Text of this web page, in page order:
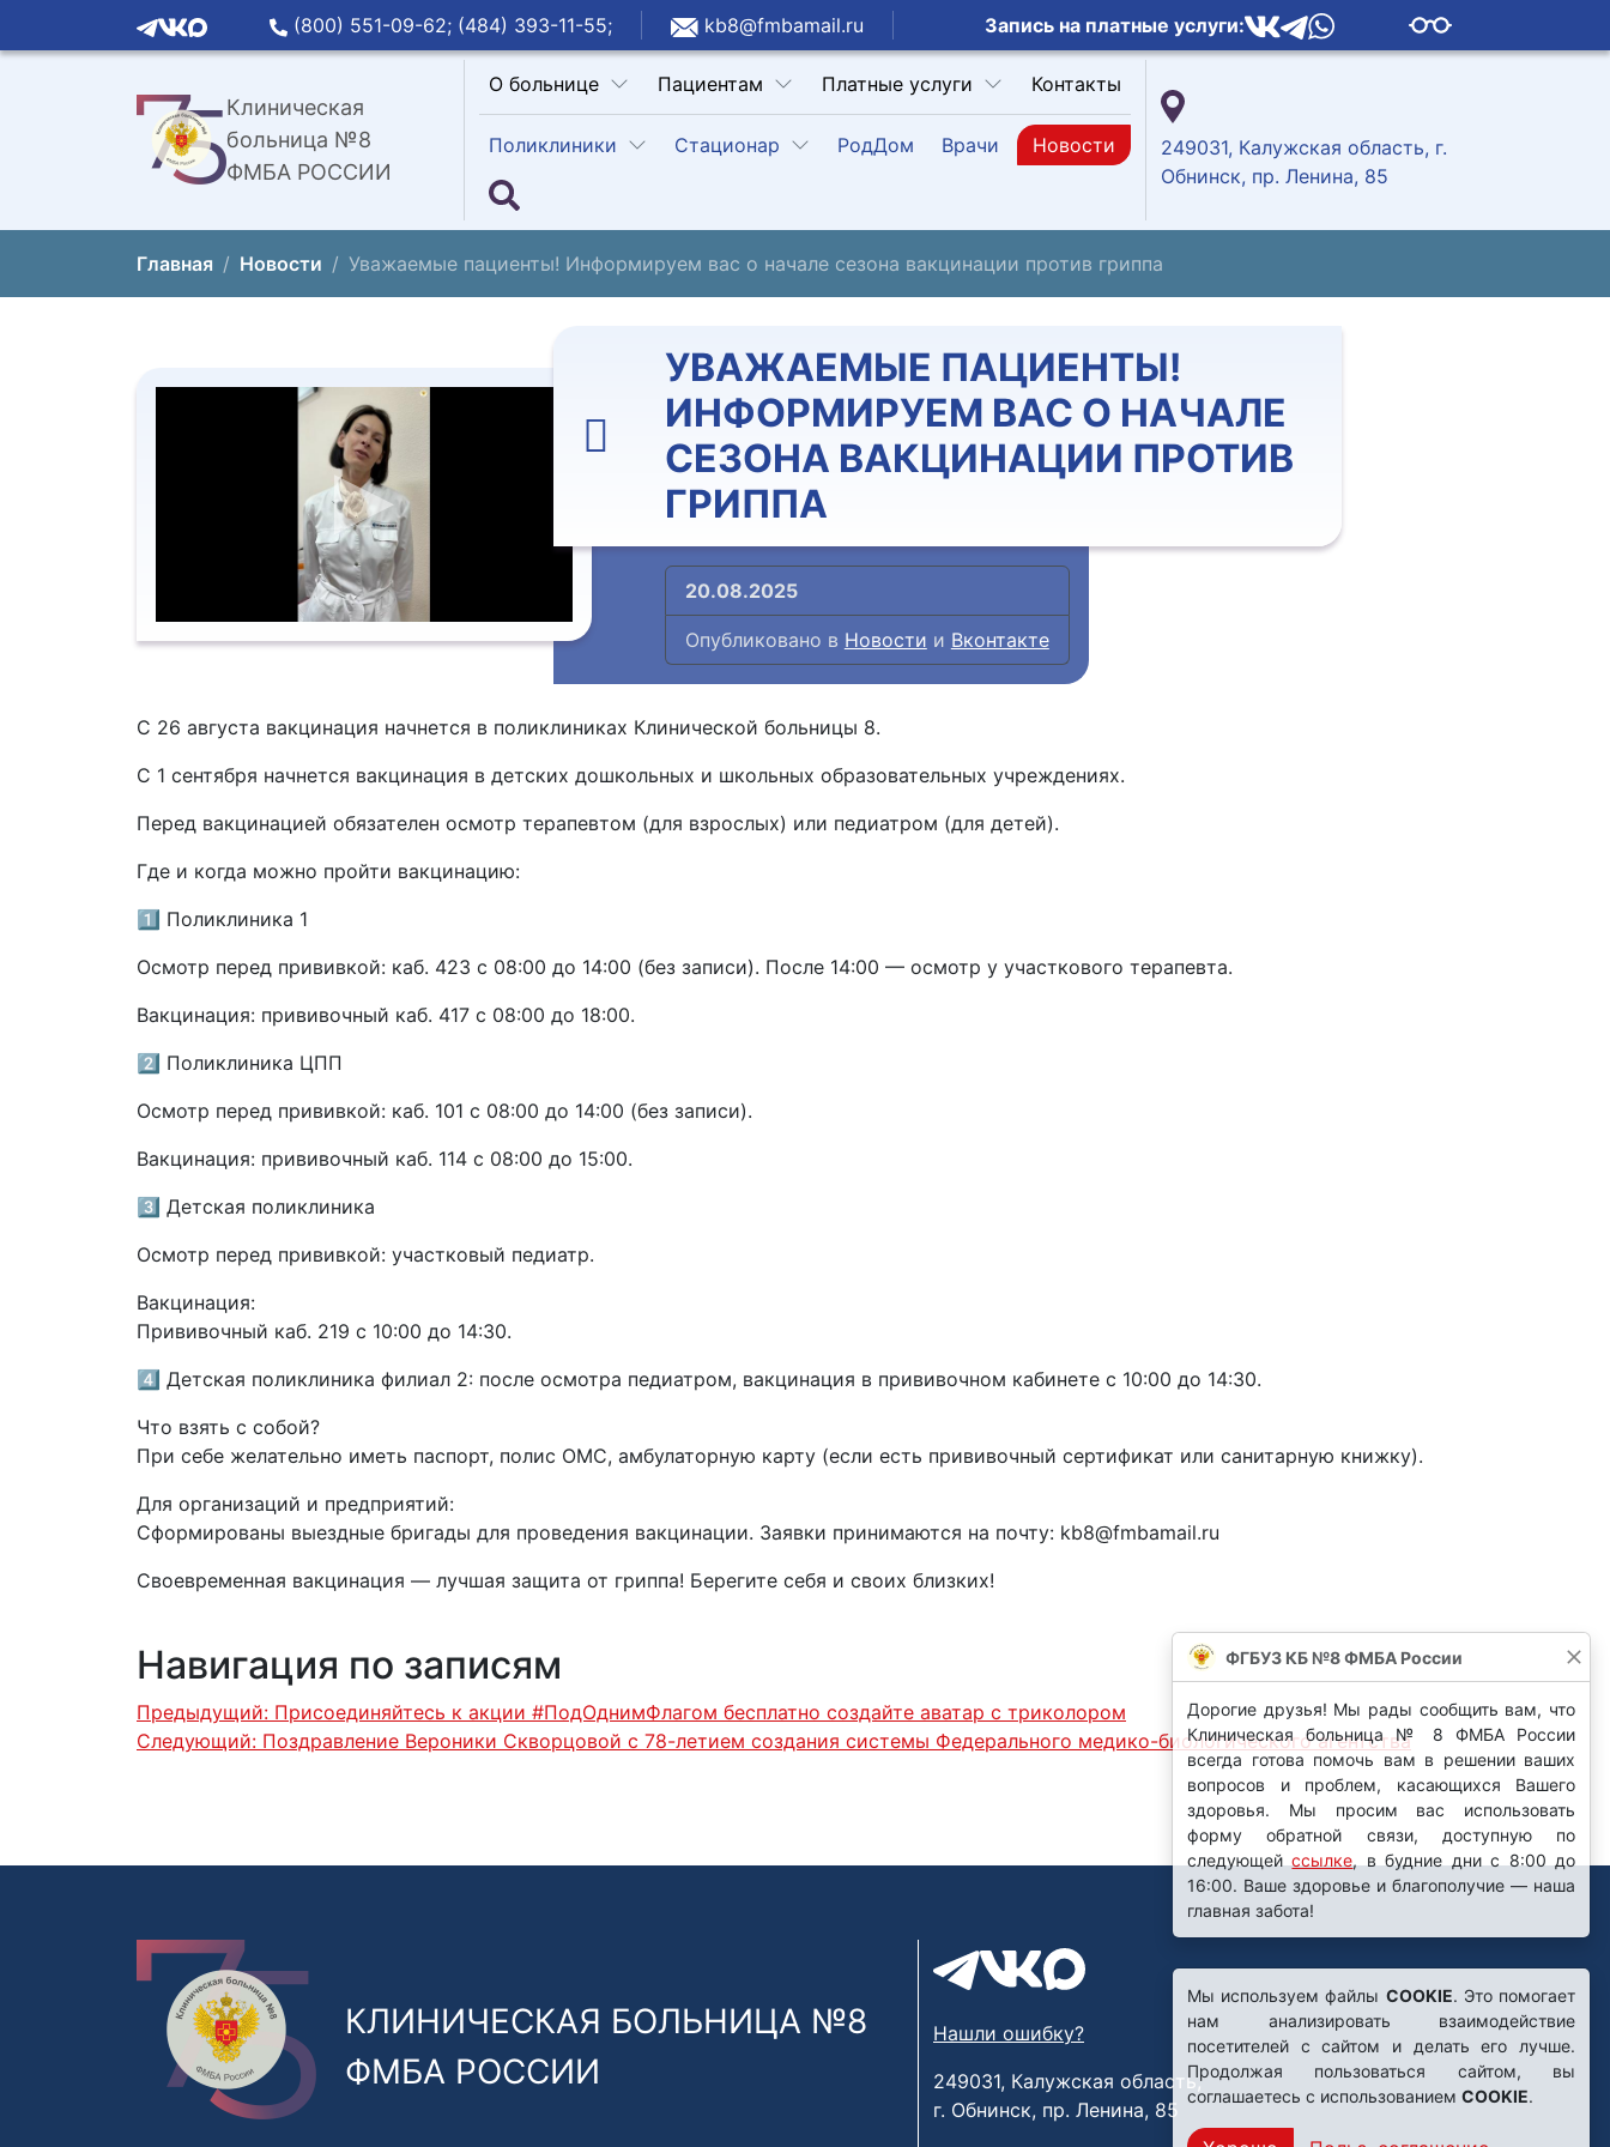
(800) 551-09-62; (484) 393-11-55; kb8@fmbamail.ru Запись на платные услуги:
Клиническая
больница №8
ФМБА РОССИИ
О больнице Пациентам Платные услуги Контакты
Поликлиники Стационар РодДом Врачи Новости
249031, Калужская область, г.
Обнинск, пр. Ленина, 85
Главная Новости Уважаемые пациенты! Информируем вас о начале сезона вакцинации против гриппа
УВАЖАЕМЫЕ ПАЦИЕНТЫ!
ИНФОРМИРУЕМ ВАС О НАЧАЛЕ
СЕЗОНА ВАКЦИНАЦИИ ПРОТИВ
ГРИППА
20.08.2025
Опубликовано в Новости и Вконтакте
С 26 августа вакцинация начнется в поликлиниках Клинической больницы 8.
С 1 сентября начнется вакцинация в детских дошкольных и школьных образовательных учреждениях.
Перед вакцинацией обязателен осмотр терапевтом (для взрослых) или педиатром (для детей).
Где и когда можно пройти вакцинацию:
1️⃣ Поликлиника 1
Осмотр перед прививкой: каб. 423 с 08:00 до 14:00 (без записи). После 14:00 — осмотр у участкового терапевта.
Вакцинация: прививочный каб. 417 с 08:00 до 18:00.
2️⃣ Поликлиника ЦПП
Осмотр перед прививкой: каб. 101 с 08:00 до 14:00 (без записи).
Вакцинация: прививочный каб. 114 с 08:00 до 15:00.
3️⃣ Детская поликлиника
Осмотр перед прививкой: участковый педиатр.
Вакцинация:
Прививочный каб. 219 с 10:00 до 14:30.
4️⃣ Детская поликлиника филиал 2: после осмотра педиатром, вакцинация в прививочном кабинете с 10:00 до 14:30.
Что взять с собой?
При себе желательно иметь паспорт, полис ОМС, амбулаторную карту (если есть прививочный сертификат или санитарную книжку).
Для организаций и предприятий:
Сформированы выездные бригады для проведения вакцинации. Заявки принимаются на почту: kb8@fmbamail.ru
Своевременная вакцинация — лучшая защита от гриппа! Берегите себя и своих близких!️
Навигация по записям
Предыдущий: Присоединяйтесь к акции #ПодОднимФлагом бесплатно создайте аватар с триколором
Следующий: Поздравление Вероники Скворцовой с 78-летием создания системы Федерального медико-биологического агентства
КЛИНИЧЕСКАЯ БОЛЬНИЦА №8
ФМБА РОССИИ
Нашли ошибку?
249031, Калужская область,
г. Обнинск, пр. Ленина, 85
ФГБУЗ КБ №8 ФМБА России
Дорогие друзья! Мы рады сообщить вам, что
Клиническая больница № 8 ФМБА России
всегда готова помочь вам в решении ваших
вопросов и проблем, касающихся Вашего
здоровья. Мы просим вас использовать
форму обратной связи, доступную по
следующейссылке, в будние дни с 8:00 до
16:00. Ваше здоровье и благополучие — наша
главная забота!
Мы используем файлы COOKIE. Это помогает
нам анализировать взаимодействие
посетителей с сайтом и делать его лучше.
Продолжая пользоваться сайтом, вы
соглашаетесь с использованием COOKIE.